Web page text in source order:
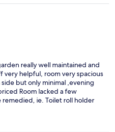
really well maintained and
very helpful, room very spacious
but only minimal ,evening
Room lacked a few
ie. Toilet roll holder
back of doors falling out, lack
as I said only mini al but would